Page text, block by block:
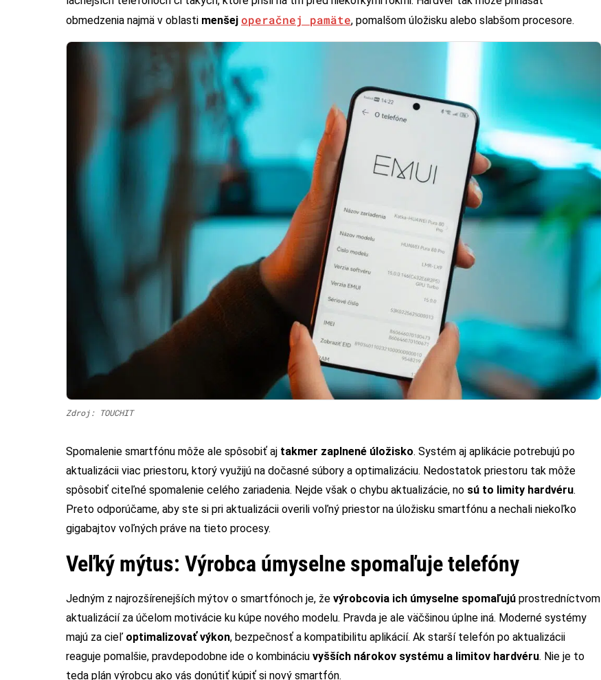
obmedzenia najmä v oblasti menšej operačnej pamäte, pomalšom úložisku alebo slabšom procesore.
Zdroj: TOUCHIT
Spomalenie smartfónu môže ale spôsobiť aj takmer zaplnené úložisko. Systém aj aplikácie potrebujú po
aktualizácii viac priestoru, ktorý využijú na dočasné súbory a optimalizáciu. Nedostatok priestoru tak môže
spôsobiť citeľné spomalenie celého zariadenia. Nejde však o chybu aktualizácie, no sú to limity hardvéru.
Preto odporúčame, aby ste si pri aktualizácii overili voľný priestor na úložisku smartfónu a nechali niekoľko
gigabajtov voľných práve na tieto procesy.
Veľký mýtus: Výrobca úmyselne spomaľuje telefóny
Jedným z najrozšírenejších mýtov o smartfónoch je, že výrobcovia ich úmyselne spomaľujú prostredníctvom
aktualizácií za účelom motivácie ku kúpe nového modelu. Pravda je ale väčšinou úplne iná. Moderné systémy
majú za cieľ optimalizovať výkon, bezpečnosť a kompatibilitu aplikácií. Ak starší telefón po aktualizácii
reaguje pomalšie, pravdepodobne ide o kombináciu vyšších nárokov systému a limitov hardvéru. Nie je to
teda plán výrobcu ako vás donútiť kúpiť si nový smartfón.